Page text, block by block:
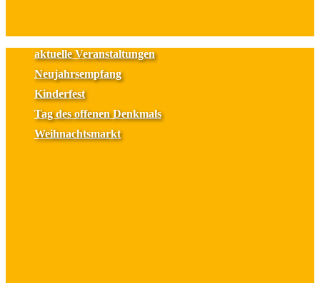
aktuelle Veranstaltungen
Neujahrsempfang
Kinderfest
Tag des offenen Denkmals
Weihnachtsmarkt